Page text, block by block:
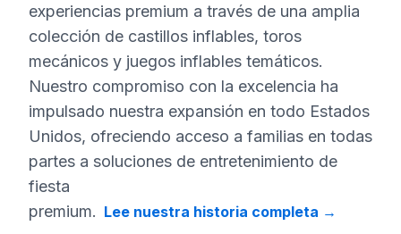
experiencias premium a través de una amplia
colección de castillos inflables, toros
mecánicos y juegos inflables temáticos.
Nuestro compromiso con la excelencia ha
impulsado nuestra expansión en todo Estados
Unidos, ofreciendo acceso a familias en todas
partes a soluciones de entretenimiento de
fiesta
premium. Lee nuestra historia completa →